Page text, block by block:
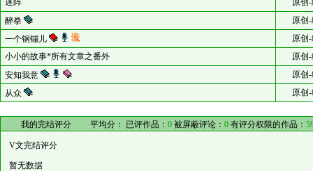
迷阵
原创
醉拳
原创
一个钢镚儿
原创
小小的故事*所有文章之番外
原创
安知我意
原创
从众
原创
我的完结评分 平均分： 已评作品： 0 被屏蔽评论： 0 有评分权限的作品：
V文完结评分
暂无数据